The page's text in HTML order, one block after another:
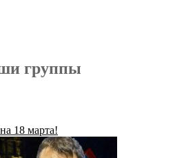
группы
18 марта!